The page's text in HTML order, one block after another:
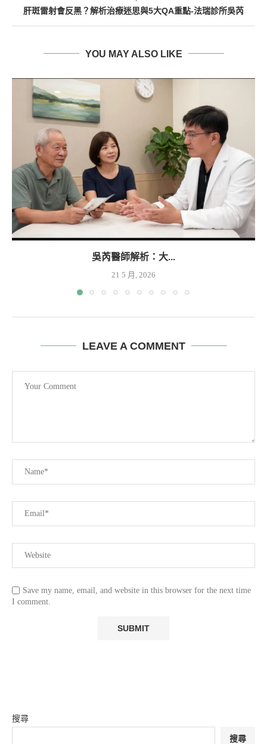
肝斑雷射會反黑？解析治療迷思與5大QA重點-法瑞診所吳芮
YOU MAY ALSO LIKE
吳芮醫師解析：大...
21 5 月, 2026
LEAVE A COMMENT
Save my name, email, and website in this browser for the next time
I comment.
搜尋
搜尋